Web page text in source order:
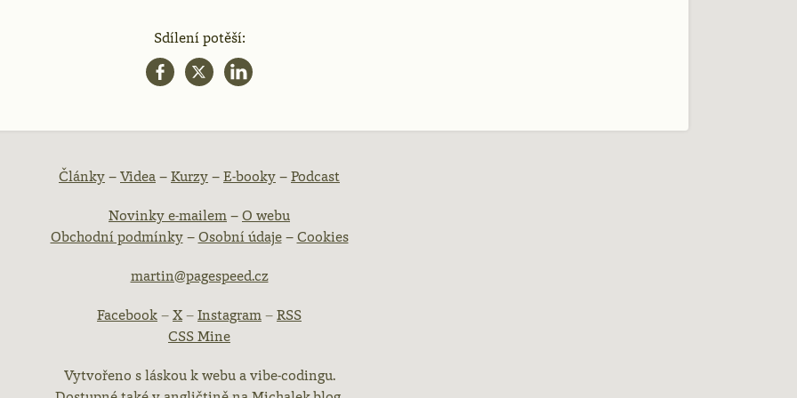
Sdílení potěší:
Články–Videa–Kurzy–E-booky–Podcast
Novinky e-mailem–O webu
Obchodní podmínky–Osobní údaje–Cookies
martin@pagespeed.cz
Facebook–X–Instagram–RSS
CSS Mine
Vytvořeno s láskou k webu a vibe-codingu.